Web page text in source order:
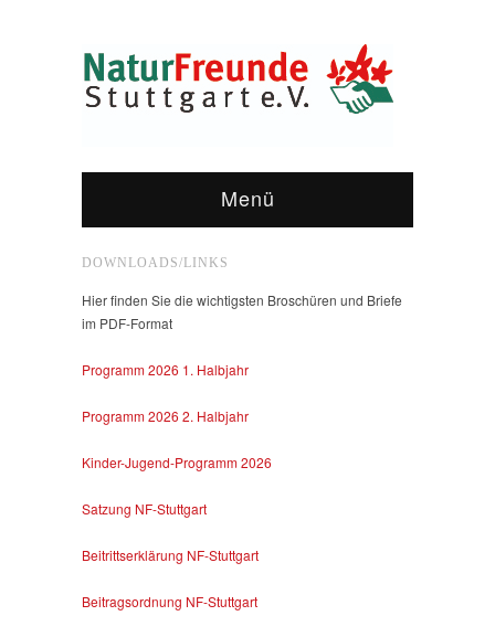
Menü
DOWNLOADS/LINKS
Hier finden Sie die wichtigsten Broschüren und Briefe
im PDF-Format
Programm 2026 1. Halbjahr
Programm 2026 2. Halbjahr
Kinder-Jugend-Programm 2026
Satzung NF-Stuttgart
Beitrittserklärung NF-Stuttgart
Beitragsordnung NF-Stuttgart